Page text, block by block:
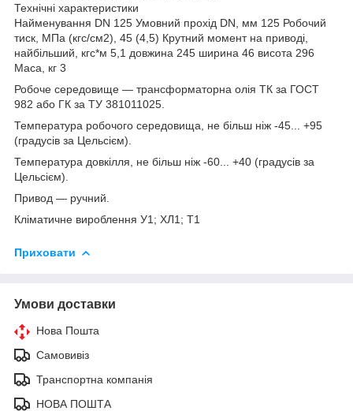
Технічні характеристики
Найменування DN 125 Умовний прохід DN, мм 125 Робочий
тиск, МПа (кгс/см2), 45 (4,5) Крутний момент на приводі,
найбільший, кгс*м 5,1 довжина 245 ширина 46 висота 296
Маса, кг 3
Робоче середовище — трансформаторна олія ТК за ГОСТ
982 або ГК за ТУ 381011025.
Температура робочого середовища, не більш ніж -45... +95
(градусів за Цельсієм).
Температура довкілля, не більш ніж -60... +40 (градусів за
Цельсієм).
Привод — ручний.
Кліматичне вироблення У1; ХЛ1; Т1
Приховати
Умови доставки
Нова Пошта
Самовивіз
Транспортна компанія
НОВА ПОШТА